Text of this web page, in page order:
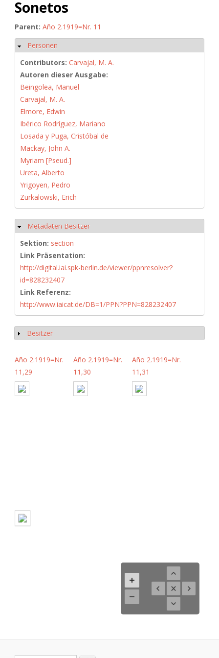
Sonetos
Parent: Año 2.1919=Nr. 11
Hide
Personen
Contributors: Carvajal, M. A.
Autoren dieser Ausgabe:
Beingolea, Manuel
Carvajal, M. A.
Elmore, Edwin
Ibérico Rodríguez, Mariano
Losada y Puga, Cristóbal de
Mackay, John A.
Myriam [Pseud.]
Ureta, Alberto
Yrigoyen, Pedro
Zurkalowski, Erich
Hide
Metadaten Besitzer
Sektion: section
Link Präsentation:
http://digital.iai.spk-berlin.de/viewer/ppnresolver?
id=828232407
Link Referenz:
http://www.iaicat.de/DB=1/PPN?PPN=828232407
Show
Besitzer
Año 2.1919=Nr.
11,29
Año 2.1919=Nr.
11,30
Año 2.1919=Nr.
11,31